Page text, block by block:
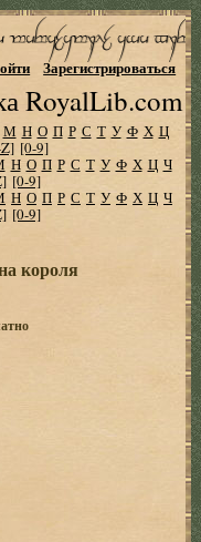
RoyalLib.com
Зарегистрироваться
М Н О П Р С Т У Ф Х Ц
[0-9]
Н О П Р С Т У Ф Х Ц Ч
[0-9]
Н О П Р С Т У Ф Х Ц Ч
[0-9]
короля